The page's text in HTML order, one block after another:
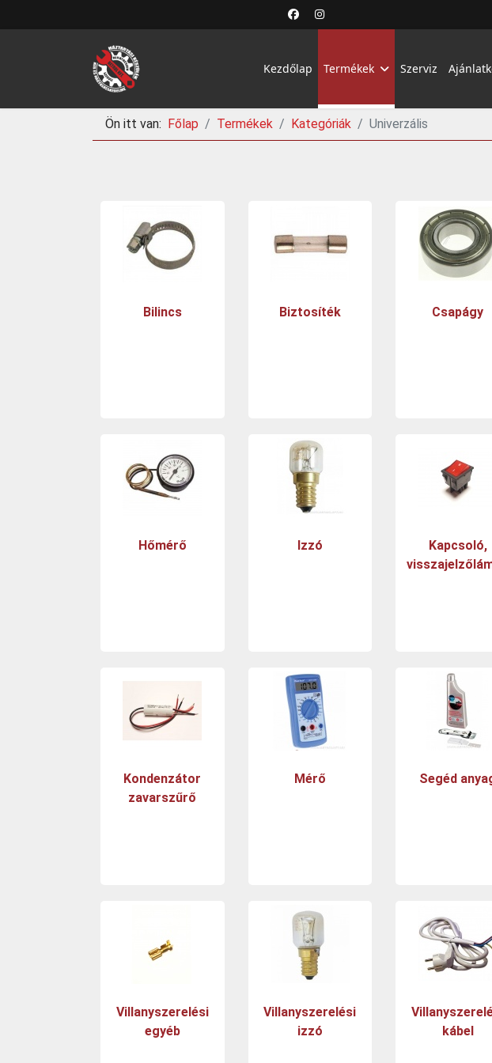
Kezdőlap Termékek Szerviz
Ön itt van: Főlap Termékek Kategóriák Univerzális
Bilincs Biztosíték Csapágy
Hőmérő Izzó
Kapcsoló,
Kondenzátor
zavarszűrő
Mérő Segéd
Villanyszerelési
egyéb
Villanyszerelési
izzó
kábel